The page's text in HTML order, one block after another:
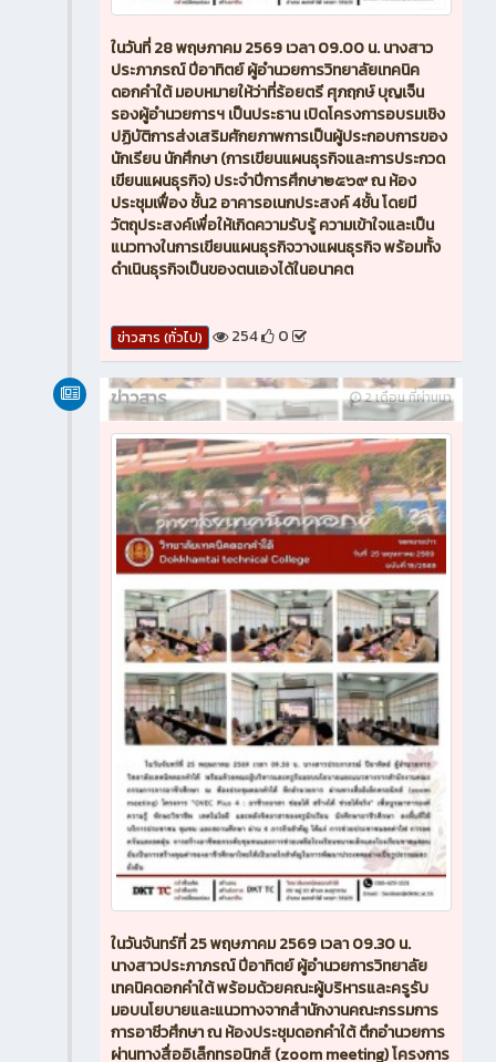
ในวันที่ 28 พฤษภาคม 2569 เวลา 09.00 น. นางสาว
ประภาภรณ์ ปีอาทิตย์ ผู้อำนวยการวิทยาลัยเทคนิค
ดอกคำใต้ มอบหมายให้ว่าที่ร้อยตรี ศุภฤกษ์ บุญเจ็น
รองผู้อำนวยการฯ เป็นประธาน เปิดโครงการอบรมเชิง
ปฏิบัติการส่งเสริมศักยภาพการเป็นผู้ประกอบการของ
นักเรียน นักศึกษา (การเขียนแผนธุรกิจและการประกวด
เขียนแผนธุรกิจ) ประจำปีการศึกษา๒๕๖๙ ณ ห้อง
ประชุมเฟื่อง ชั้น2 อาคารอเนกประสงค์ 4ชั้น โดยมี
วัตถุประสงค์เพื่อให้เกิดความรับรู้ ความเข้าใจและเป็น
แนวทางในการเขียนแผนธุรกิจวางแผนธุรกิจ พร้อมทั้ง
ดำเนินธุรกิจเป็นของตนเองได้ในอนาคต
ข่าวสาร (ทั่วไป) 254 0
2 เดือน ที่ผ่านมา
ข่าวสาร
ในวันจันทร์ที่ 25 พฤษภาคม 2569 เวลา 09.30 น.
นางสาวประภาภรณ์ ปีอาทิตย์ ผู้อำนวยการวิทยาลัย
เทคนิคดอกคำใต้ พร้อมด้วยคณะผู้บริหารและครูรับ
มอบนโยบายและแนวทางจากสำนักงานคณะกรรมการ
การอาชีวศึกษา ณ ห้องประชุมดอกคำใต้ ตึกอำนวยการ
ผ่านทางสื่ออิเล็กทรอนิกส์ (zoom meeting) โครงการ